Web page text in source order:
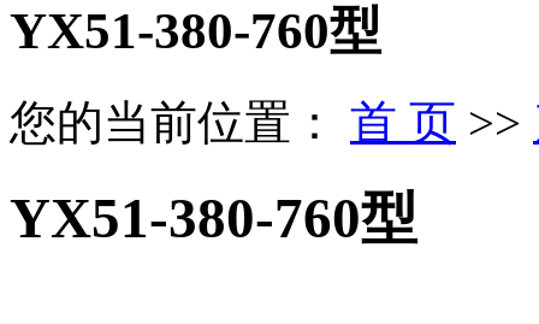
YX51-380-760型
您的当前位置： 首 页 >>
YX51-380-760型